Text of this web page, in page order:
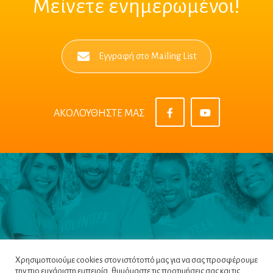
Μείνετε ενημερωμένοι!
Εγγραφή στο Mailing List
ΑΚΟΛΟΥΘΗΣΤΕ ΜΑΣ
Χρησιμοποιούμε cookies στον ιστότοπό μας για να σας προσφέρουμε
την πιο ευχάριστη εμπειρία, θυμόμαστε τις προτιμήσεις σας και τις